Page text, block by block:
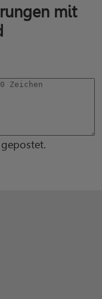
mit